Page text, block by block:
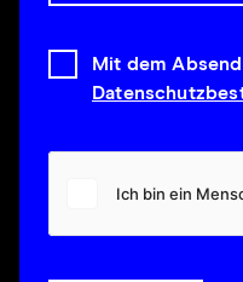
Mit dem